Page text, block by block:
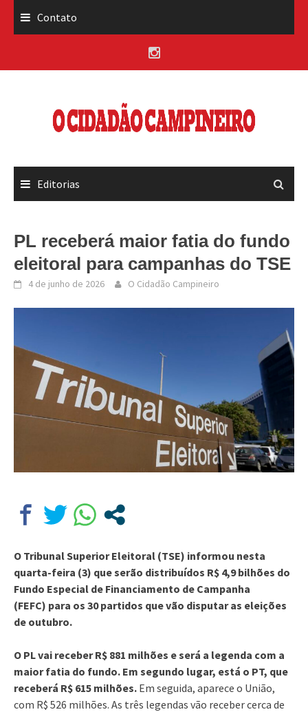
Contato
Editorias
PL receberá maior fatia do fundo
eleitoral para campanhas do TSE
4 de junho de 2026 O Cidadão Campineiro
O Tribunal Superior Eleitoral (TSE) informou nesta
quarta-feira (3) que serão distribuídos R$ 4,9 bilhões do
Fundo Especial de Financiamento de Campanha
(FEFC) para os 30 partidos que vão disputar as eleições
de outubro.
O PL vai receber R$ 881 milhões e será a legenda com a
maior fatia do fundo. Em segundo lugar, está o PT, que
receberá R$ 615 milhões. Em seguida, aparece o União,
com R$ 526 milhões. As três legendas vão receber cerca de